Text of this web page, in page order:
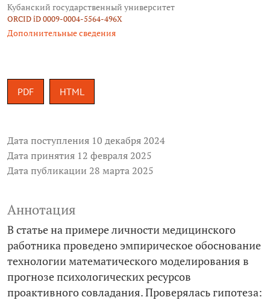
Кубанский государственный университет
ORCID iD 0009-0004-5564-496X
Дополнительные сведения
PDF HTML
Дата поступления 10 декабря 2024
Дата принятия 12 февраля 2025
Дата публикации 28 марта 2025
Аннотация
В статье на примере личности медицинского
работника проведено эмпирическое обоснование
технологии математического моделирования в
прогнозе психологических ресурсов
проактивного совладания. Проверялась гипотеза: